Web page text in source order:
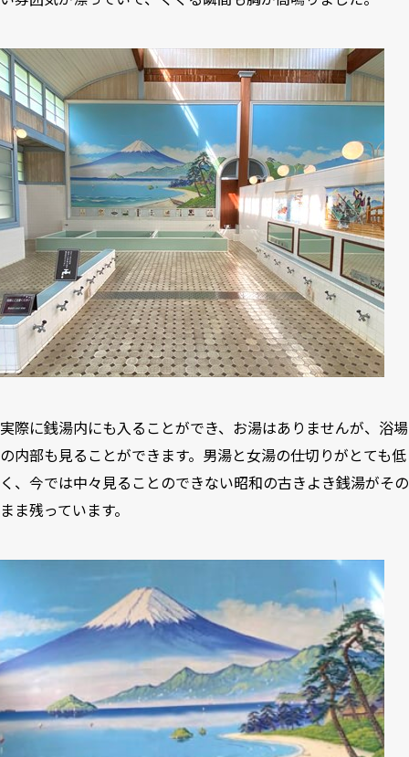
実際に銭湯内にも入ることができ、お湯はありませんが、浴場
の内部も見ることができます。男湯と女湯の仕切りがとても低
く、今では中々見ることのできない昭和の古きよき銭湯がその
まま残っています。